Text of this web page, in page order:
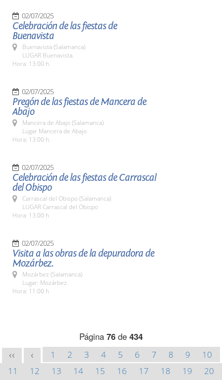
02/07/2025
Celebración de las fiestas de
Buenavista
Buenavista (Salamanca)
LUGAR Buenavista.
Hora: 13:00 h.
02/07/2025
Pregón de las fiestas de Mancera de
Abajo
Mancera de Abajo (Salamanca)
Lugar Mancera de Abajo
Hora: 13:00 h.
02/07/2025
Celebración de las fiestas de Carrascal
del Obispo
Carrascal del Obispo (Salamanca)
LUGAR Carrascal del Obispo
Hora: 13:00 h
02/07/2025
Visita a las obras de la depuradora de
Mozárbez.
Mozárbez (Salamanca)
Lugar: Mozárbez
Hora: 11:00 h
Página 76 de 434
<< < 1 2 3 4 5 6 7 8 9
10
11
12 13 14 15 16 17 18 19
20